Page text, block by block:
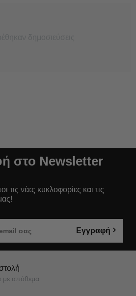
στο Newsletter
τις νέες κυκλοφορίες και τις
Εγγραφή
με απόθεμα